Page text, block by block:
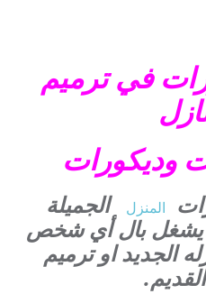
في ترميم
وديكورات
المنزل
الجميلة
يشغل بال أي شخص
الجديد او ترميم